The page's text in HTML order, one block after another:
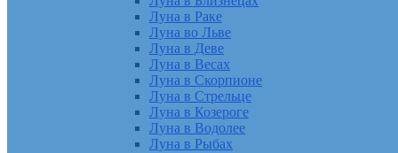
Луна в Раке
Луна во Льве
Луна в Деве
Луна в Весах
Луна в Скорпионе
Луна в Стрельце
Луна в Козероге
Луна в Водолее
Луна в Рыбах